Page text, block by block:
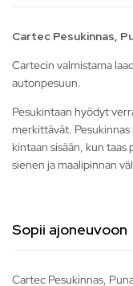
Cartec Pesukinnas,
Cartecin valmistama
autonpesuun.
Pesukintaan hyödyt
merkittävät.
kintaan sisään, kun taas
sienen ja maalipinnan
Sopii ajoneuvoon
Cartec Pesukinnas,